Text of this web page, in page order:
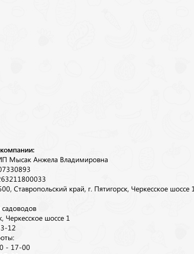
Мысак Анжела Владимировна
Ставропольский край, г. Пятигорск, Черкесское шоссе 1
садоводов
Черкесское шоссе 1
12
- 17-00